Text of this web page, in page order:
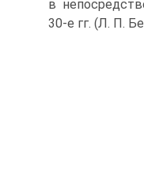
в
30-е гг. (Л. П.